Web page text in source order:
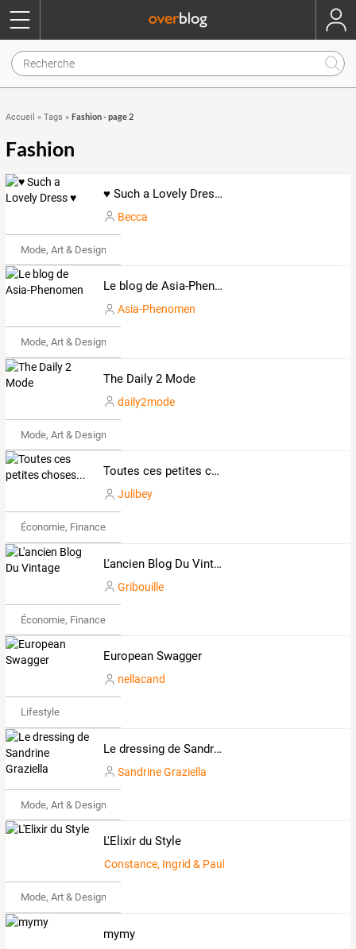
Accueil » Tags » Fashion - page 2
Fashion
♥ Such a Lovely Dress ♥
Becca
Mode, Art & Design
Le blog de Asia-Phenomen
Asia-Phenomen
Mode, Art & Design
The Daily 2 Mode
daily2mode
Mode, Art & Design
Toutes ces petites choses...
Julibey
Économie, Finance & Droit
L'ancien Blog Du Vintage
Gribouille
Économie, Finance & Droit
European Swagger
nellacand
Lifestyle
Le dressing de Sandrine Graziella
Sandrine Graziella
Mode, Art & Design
L'Elixir du Style
Constance, Ingrid & Pauline
Mode, Art & Design
mymy